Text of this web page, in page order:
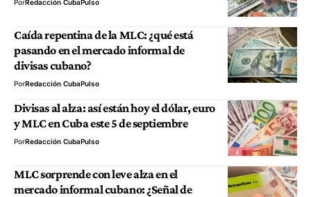
PorRedacción CubaPulso
Caída repentina de la MLC: ¿qué está
pasando en el mercado informal de
divisas cubano?
PorRedacción CubaPulso
Divisas al alza: así están hoy el dólar, euro
y MLC en Cuba este 5 de septiembre
PorRedacción CubaPulso
MLC sorprende con leve alza en el
mercado informal cubano: ¿Señal de